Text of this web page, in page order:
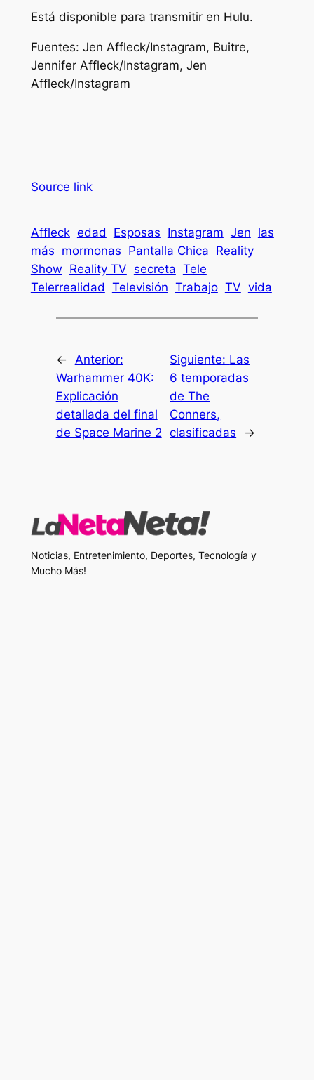
Está disponible para transmitir en Hulu.
Fuentes: Jen Affleck/Instagram, Buitre,
Jennifer Affleck/Instagram, Jen
Affleck/Instagram
Source link
Affleck edad Esposas Instagram Jen las
más mormonas Pantalla Chica Reality
Show Reality TV secreta Tele
Telerrealidad Televisión Trabajo TV vida
← Anterior:
Warhammer 40K:
Explicación
detallada del final
de Space Marine 2
Siguiente: Las
6 temporadas
de The
Conners,
clasificadas
→
Noticias, Entretenimiento, Deportes, Tecnología y
Mucho Más!